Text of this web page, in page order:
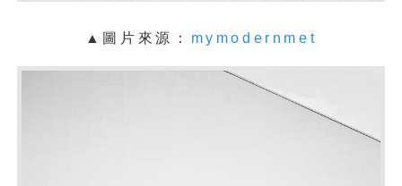
▲圖片來源： mymodernmet